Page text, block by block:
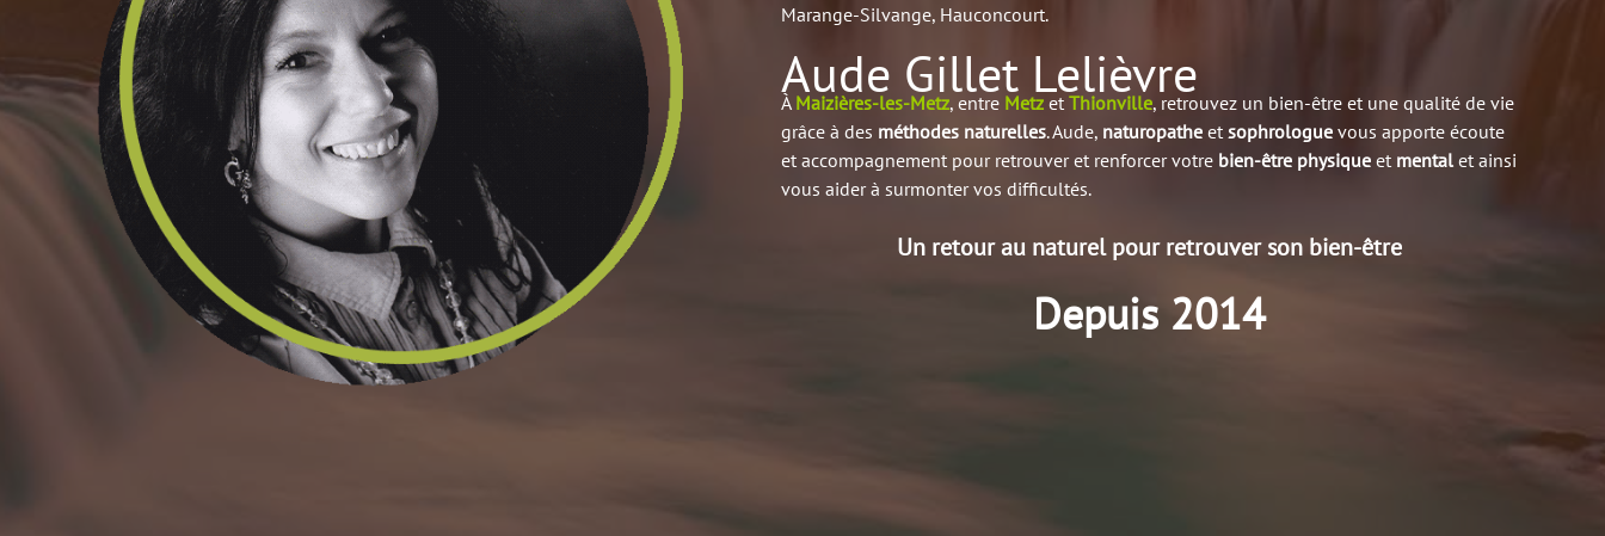
Marange-Silvange, Hauconcourt.
Aude Gillet Lelièvre
À Maizières-les-Metz, entre Metzet Thionville, retrouvez un bien-être et une qualité de vie
grâce à des méthodes naturelles. Aude, naturopatheet sophrologuevous apporte écoute
et accompagnement pour retrouver et renforcer votre bien-être physiqueet mentalet ainsi
vous aider à surmonter vos difficultés.
Un retour au naturel pour retrouver son bien-être
Depuis 2014